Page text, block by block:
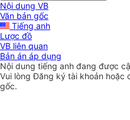
Nội dung VB
Văn bản gốc
Tiếng anh
Lược đồ
VB liên quan
Bản án áp dụng
Nội dung tiếng anh đang được
Vui lòngĐăng ký tài khoản hoặc
gốc.